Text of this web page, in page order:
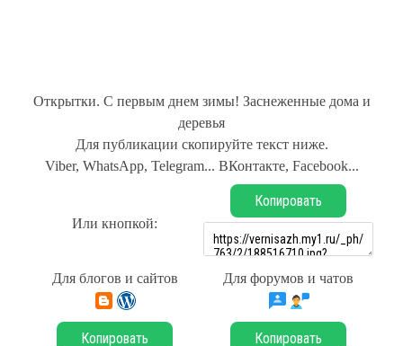
Открытки. С первым днем зимы! Заснеженные дома и
деревья
Для публикации скопируйте текст ниже.
Viber, WhatsApp, Telegram... ВКонтакте, Facebook...
Или кнопкой:
Копировать
Для блогов и сайтов Для форумов и чатов
Копировать Копировать